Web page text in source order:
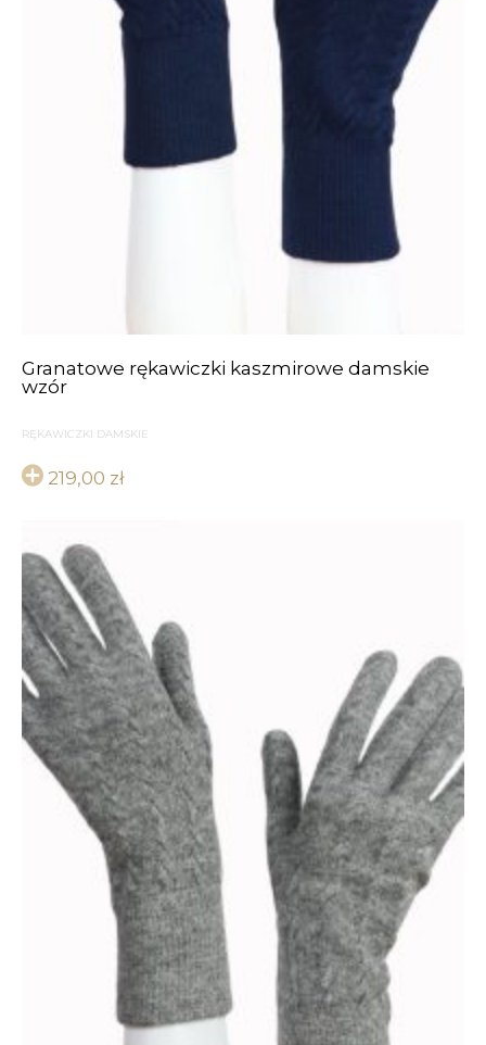
Granatowe rękawiczki kaszmirowe damskie
wzór
RĘKAWICZKI DAMSKIE
219,00 zł